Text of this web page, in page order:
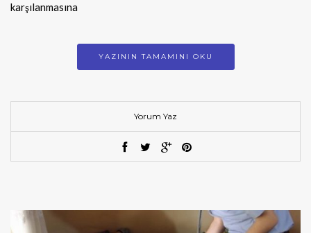
karşılanmasına
YAZININ TAMAMINI OKU
Yorum Yaz